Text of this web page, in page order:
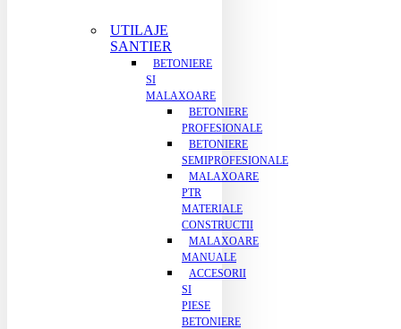
UTILAJE
SANTIER
BETONIERE
SI
MALAXOARE
BETONIERE
PROFESIONALE
BETONIERE
SEMIPROFESIONALE
MALAXOARE
PTR
MATERIALE
CONSTRUCTII
MALAXOARE
MANUALE
ACCESORII
SI
PIESE
BETONIERE